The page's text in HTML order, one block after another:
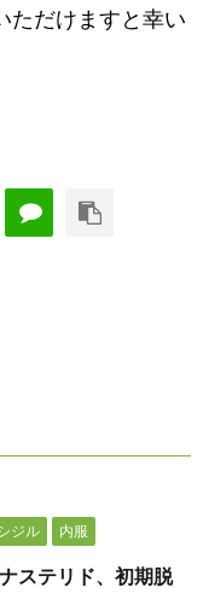
ただけますと幸い
ジル 内服
ステリド、初期脱